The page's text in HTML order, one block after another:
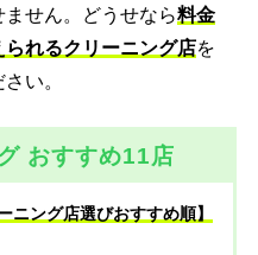
せん。どうせなら料金
れるクリーニング店を
い。
おすすめ11店
ニング店選びおすすめ順】